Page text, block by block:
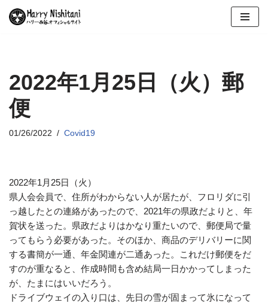
ン
ツ
へ
ス
キ
2022年1月25日（火）郵
便
01/26/2022 Covid19
2022年1月25日（火）
県人会会員で、住所がわからない人が居たが、フロリダに引
っ越したとの連絡があったので、2021年の県政だよりと、年
賀状を送った。県政だよりはかなり重たいので、郵便局で量
ってもらう必要があった。そのほか、商品のデリバリーに関
する書簡が一通、年金関連が二通あった。これだけ郵便をだ
すのが重なると、作成時間も含め結局一日かかってしまった
が、たまにはいいだろう。
ドライブウェイの入り口は、先日の雪が固まって氷になって